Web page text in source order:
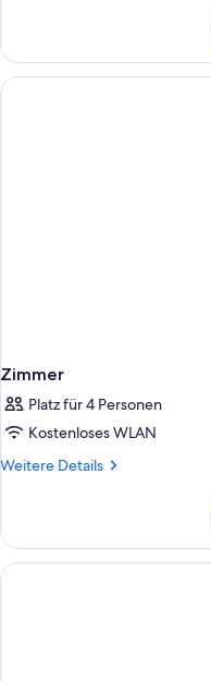
Zimmer
Platz für 4 Personen
Kostenloses WLAN
Weitere Details
Weitere